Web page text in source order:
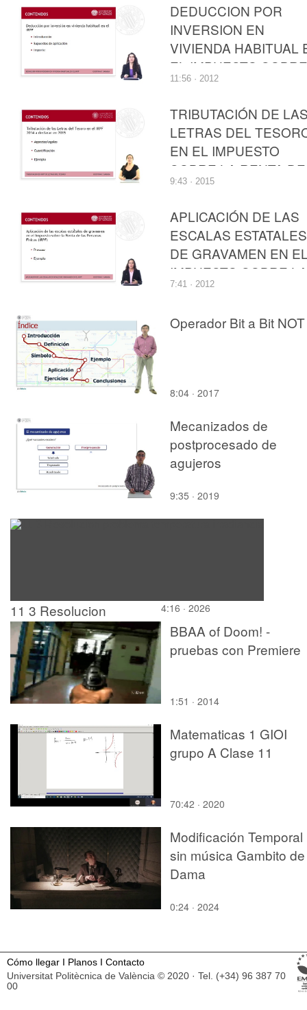
DEDUCCION POR
INVERSION EN
VIVIENDA HABITUAL
EL IMPUESTO SOBRE
LA RENTA DE LAS
PERSONAS FISICAS
11:56 · 2012
TRIBUTACIÓN DE
LETRAS DEL
EN EL IMPUESTO
SOBRE LA RENTA DE
LAS PERSONAS
9:43 · 2015
APLICACIÓN DE LAS
ESCALAS ESTATALES
DE GRAVAMEN EN
IMPUESTO SOBRE LA
RENTA DE LAS
7:41 · 2012
Operador Bit a Bit NOT
8:04 · 2017
Mecanizados de
postprocesado de
agujeros
9:35 · 2019
11 3 Resolucion
problema temperatura
irradiancia
4:16 · 2026
BBAA of Doom! -
pruebas con Premiere
1:51 · 2014
Matematicas 1 GIOI
grupo A Clase 11
70:42 · 2020
Modificación Temporal
sin música Gambito de
Dama
0:24 · 2024
Cómo llegar I Planos I Contacto
Universitat Politècnica de València © 2020 · Tel. (+34) 96 387 70
00